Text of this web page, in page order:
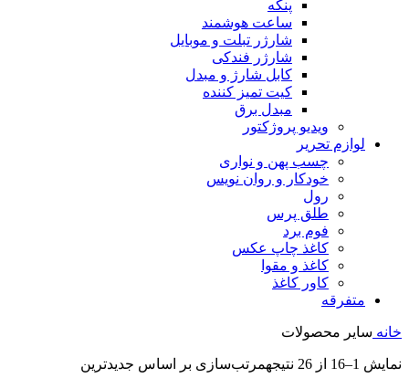
پنکه
ساعت هوشمند
شارژر تبلت و موبایل
شارژر فندکی
کابل شارژ و مبدل
کیت تمیز کننده
مبدل برق
ویدیو پروژکتور
لوازم تحریر
چسب پهن و نواری
خودکار و روان نویس
رول
طلق پرس
فوم برد
کاغذ چاپ عکس
کاغذ و مقوا
کاور کاغذ
متفرقه
خانه سایر محصولات
نمایش 1–16 از 26 نتیجه مرتب‌سازی بر اساس جدیدترین